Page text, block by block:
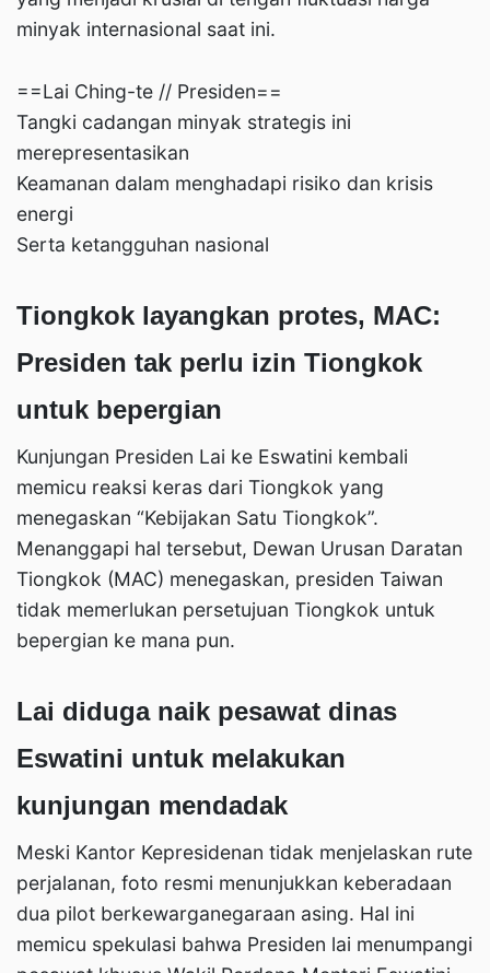
minyak internasional saat ini.
==Lai Ching-te // Presiden==
Tangki cadangan minyak strategis ini
merepresentasikan
Keamanan dalam menghadapi risiko dan krisis
energi
Serta ketangguhan nasional
Tiongkok layangkan protes, MAC:
Presiden tak perlu izin Tiongkok
untuk bepergian
Kunjungan Presiden Lai ke Eswatini kembali
memicu reaksi keras dari Tiongkok yang
menegaskan “Kebijakan Satu Tiongkok”.
Menanggapi hal tersebut, Dewan Urusan Daratan
Tiongkok (MAC) menegaskan, presiden Taiwan
tidak memerlukan persetujuan Tiongkok untuk
bepergian ke mana pun.
Lai diduga naik pesawat dinas
Eswatini untuk melakukan
kunjungan mendadak
Meski Kantor Kepresidenan tidak menjelaskan rute
perjalanan, foto resmi menunjukkan keberadaan
dua pilot berkewarganegaraan asing. Hal ini
memicu spekulasi bahwa Presiden lai menumpangi